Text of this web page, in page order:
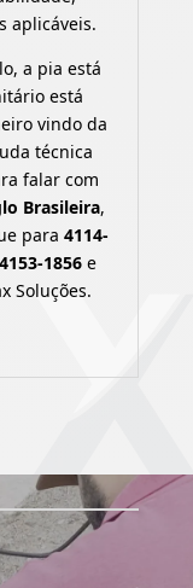
aplicáveis.
a pia está
está
vindo da
técnica
falar com
Brasileira,
para 4114-
1856 e
Soluções.